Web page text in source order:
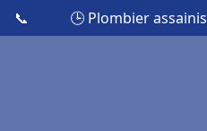
📞 🕒 Plombier